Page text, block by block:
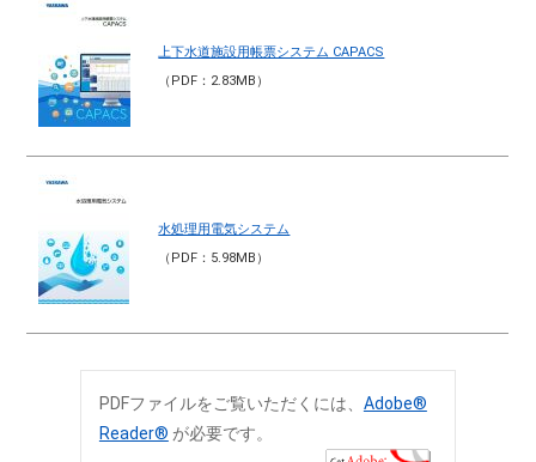
上下水道施設用帳票システム CAPACS
（PDF：2.83MB）
水処理用電気システム
（PDF：5.98MB）
PDFファイルをご覧いただくには、 Adobe®
Reader® が必要です。